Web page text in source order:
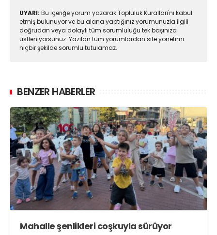
UYARI: Bu içeriğe yorum yazarak Topluluk Kuralları'nı kabul
etmiş bulunuyor ve bu alana yaptığınız yorumunuzla ilgili
doğrudan veya dolaylı tüm sorumluluğu tek başınıza
üstleniyorsunuz. Yazılan tüm yorumlardan site yönetimi
hiçbir şekilde sorumlu tutulamaz.
BENZER HABERLER
Mahalle şenlikleri coşkuyla sürüyor